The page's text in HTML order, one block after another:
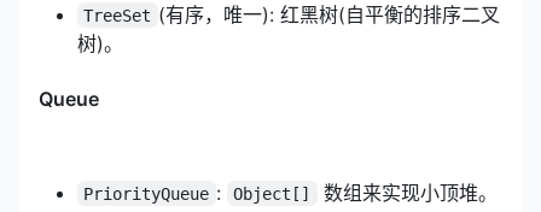
TreeSet (有序，唯一): 红黑树(自平衡的排序二叉
树)。
Queue
PriorityQueue : Object[] 数组来实现小顶堆。